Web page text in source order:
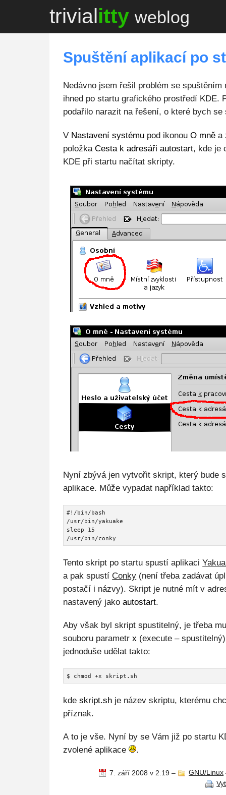
trivialitty weblog
Spuštění aplikací po
Nedávno jsem řešil problém se
ihned po startu grafického prostředí KDE.
podařilo narazit na řešení, o které bych se
V Nastavení systému pod ikonouO mně a
položkaCesta k adresáři autostart, kde je
KDE při startu načítat skripty.
Nyní zbývá jen vytvořit skript, který bude
aplikace. Může vypadat například takto:
#!/bin/bash
/usr/bin/yakuake
sleep 15
/usr/bin/conky
Tento skript po startu spustí aplikaci
a pak spustíConky (není třeba zadávat
postačí i názvy). Skript je nutné mít v
nastavený jakoautostart.
Aby však byl skript spustitelný, je třeba
souboru parametrx (execute –
jednoduše udělat takto:
$ chmod +x skript.sh
kdeskript.sh je název skriptu, kterému
příznak.
A to je vše. Nyní by se Vám již po startu
zvolené aplikace
.
7. září 2008 v 2.19 – GNU/Linux